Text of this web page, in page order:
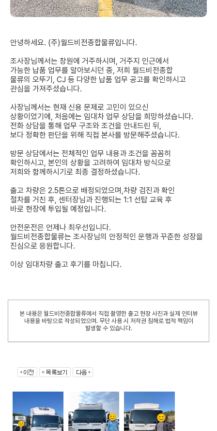
안녕하세요. (주)월드비전종합물류입니다.
조사장님께서는 창원에 거주하시며, 거주지 인근에서
가능한 납품 업무를 알아보시던 중, 저희 월드비전종합
물류의 오뚜기, CJ 등 다양한 납품 업무 공고를 확인하시고
관심을 가져주셨습니다.
사장님께서는 현재 신용 문제로 고민이 있으신
상황이었기에, 처음에는 임대차 업무 상담을 희망하셨습니다.
전화 상담을 통해 업무 구조와 조건을 안내드린 뒤,
보다 정확한 판단을 위해 직접 본사를 방문해주셨습니다.
방문 상담에서는 전체적인 업무 내용과 조건을 꼼꼼히
확인하시고, 본인의 상황을 고려하여 임대차 방식으로
저희와 함께하시기로 최종 결정하셨습니다.
출고 차량은 2.5톤으로 배정되었으며,차량 검진과 확인
절차를 거친 후, 센터장님과 진행되는 1:1 선탑 교육 후
바로 현장에 투입될 예정입니다.
안전운전은 언제나 최우선입니다.
월드비전종합물류는 조사장님의 안정적인 운행과 꾸준한 성장을
진심으로 응원합니다.
이상 임대차량 출고 후기를 마칩니다.
본 내용은 월드비전종합물류에서 직접 촬영한 출고 현장 사진과 실제 인터뷰
내용을 바탕으로 작성되었으며. 무단 사용 시 저작권 침해로 법적 책임이
발생할 수 있습니다.